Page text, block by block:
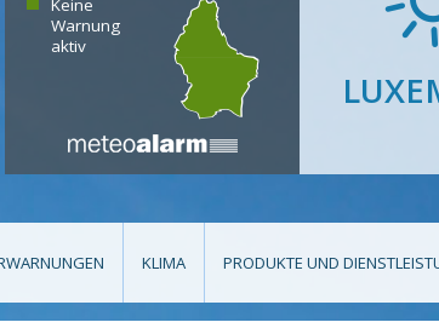
Keine
Warnung
aktiv
KLIMA PRODUKTE UND